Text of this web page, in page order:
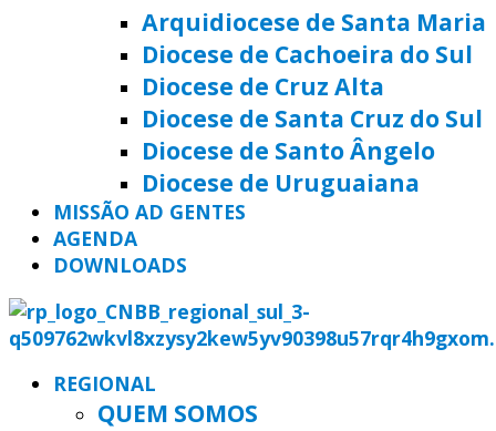
Arquidiocese de Santa Maria
Diocese de Cachoeira do Sul
Diocese de Cruz Alta
Diocese de Santa Cruz do Sul
Diocese de Santo Ângelo
Diocese de Uruguaiana
MISSÃO AD GENTES
AGENDA
DOWNLOADS
REGIONAL
QUEM SOMOS